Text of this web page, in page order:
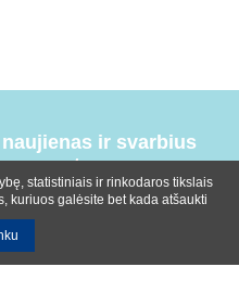
ir svarbius
statistiniais ir rinkodaros tikslais
kuriuos galėsite bet kada atšaukti